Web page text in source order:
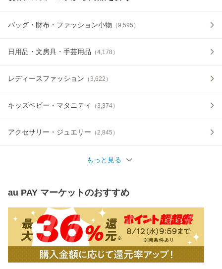
バッグ・財布・ファッション小物 （9,595 ）
日用品・文房具・手芸用品 （4,178 ）
レディースファッション （3,622 ）
キッズベビー・マタニティ （3,374）
アクセサリー・ジュエリー （2,845 ）
もっと見る
au PAY マーケットのおすすめ